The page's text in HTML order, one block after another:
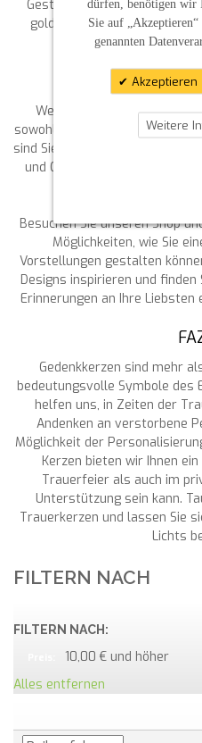
Gestaltungsmöglichkeiten
goldene Hochzeit oder
richtige
DIE PERFEKTE
Wenn Sie auf der Suche
sowohl qualitativ hochwertig
sind Sie bei uns genau richtig.
und Gestaltung Ihrer
Besuchen Sie unseren Shop
Möglichkeiten, wie Sie
Vorstellungen gestalten
Designs inspirieren und
Erinnerungen an Ihre Liebsten
Gedenkkerzen sind mehr
bedeutungsvolle Symbole des
helfen uns, in Zeiten der
Andenken an verstorbene
Möglichkeit der
Kerzen bieten wir Ihnen
Trauerfeier als auch im
Unterstützung sein kann.
Trauerkerzen und lassen Sie
Lichts
FILTERN NACH
FILTERN NACH:
10,00 € und höher
Alles entfernen
dürfen, benötigen
Sie auf
genannten
Akzeptieren
Weitere